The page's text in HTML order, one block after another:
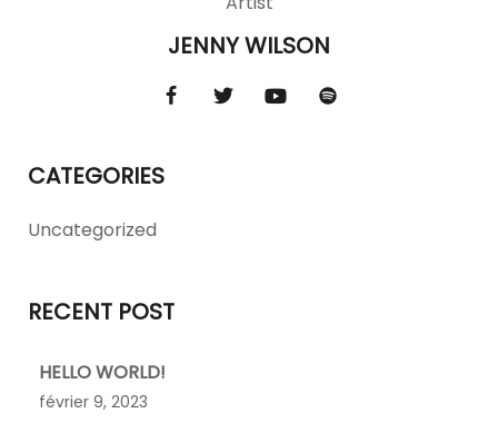
JENNY WILSON
CATEGORIES
Uncategorized
RECENT POST
HELLO WORLD!
février 9, 2023